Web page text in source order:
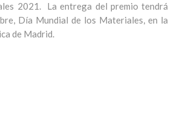
2021. La entrega del premio tendrá
Día Mundial de los Materiales, en la
de Madrid.